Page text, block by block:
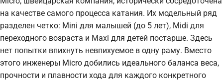
на качестве самого процесса катания. Их модельный ряд
разделен четко: Mini для малышей (до 5 лет), Midi для
переходного возраста и Maxi для детей постарше. Здесь
нет попытки впихнуть невпихуемое в одну раму. Вместо
этого инженеры Micro добились идеального баланса веса,
прочности и плавности хода для каждого конкретного